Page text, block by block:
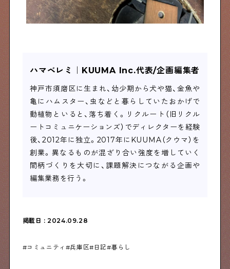
ハマベレミ｜KUUMA Inc.代表/企画編集者
神戸市須磨区に生まれ、幼少期から犬や猫、金魚や
亀にハムスター、虫などと暮らしていたおかげで
動植物といると、落ち着く。リクルート（旧リクル
ートコミュニケーションズ）でディレクターを経験
後、2012年に独立。2017年にKUUMA（クウマ）を
創業。異なるものが混ざり合い強度を増していく
間柄づくりを大切に、課題解決につながる企画や
編集業務を行う。
掲載日 : 2024.09.28
コミュニティ 兵庫区 日記 暮らし